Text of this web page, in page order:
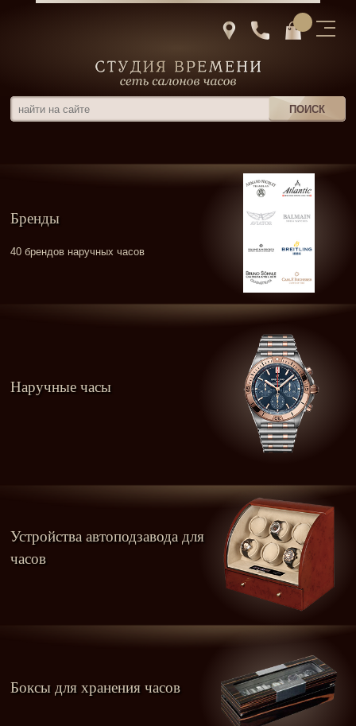
Бренды
40 брендов наручных часов
Наручные часы
Устройства автоподзавода для
часов
Боксы для хранения часов